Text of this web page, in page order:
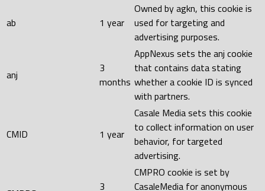
ab 1 year
Owned by agkn, this cookie is
used for targeting and
advertising purposes.
anj
3
months
AppNexus sets the anj cookie
that contains data stating
whether a cookie ID is synced
with partners.
CMID 1 year
Casale Media sets this cookie
to collect information on user
behavior, for targeted
advertising.
3
CMPRO cookie is set by
CasaleMedia for anonymous